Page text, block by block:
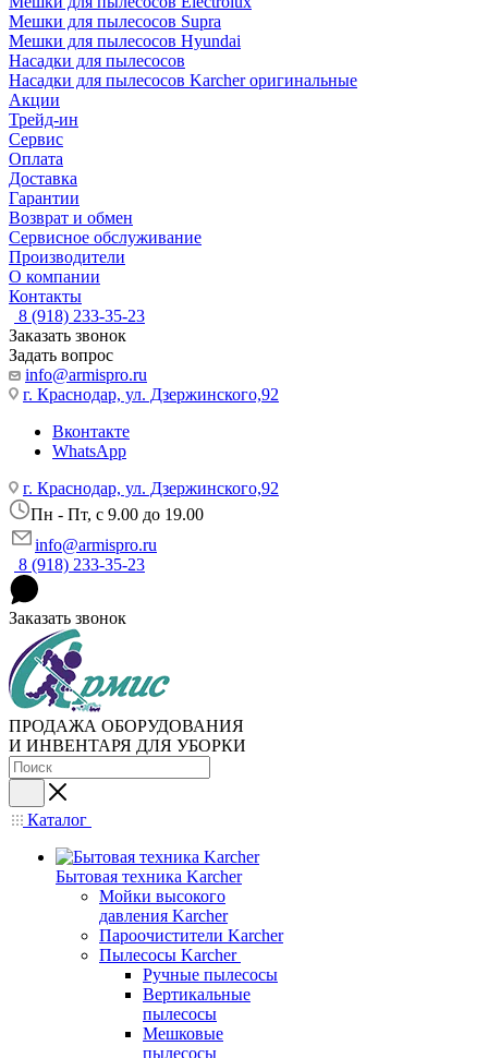
Мешки для пылесосов Supra
Мешки для пылесосов Hyundai
Насадки для пылесосов
Насадки для пылесосов Karcher оригинальные
Акции
Трейд-ин
Сервис
Оплата
Доставка
Гарантии
Возврат и обмен
Сервисное обслуживание
Производители
О компании
Контакты
8 (918) 233-35-23
Заказать звонок
Задать вопрос
info@armispro.ru
г. Краснодар, ул. Дзержинского,92
Вконтакте
WhatsApp
г. Краснодар, ул. Дзержинского,92
Пн - Пт, c 9.00 до 19.00
info@armispro.ru
8 (918) 233-35-23
Заказать звонок
ПРОДАЖА ОБОРУДОВАНИЯ
И ИНВЕНТАРЯ ДЛЯ УБОРКИ
Каталог
Бытовая техника Karcher
Мойки высокого
давления Karcher
Пароочистители Karcher
Пылесосы Karcher
Ручные пылесосы
Вертикальные
пылесосы
Мешковые
пылесосы